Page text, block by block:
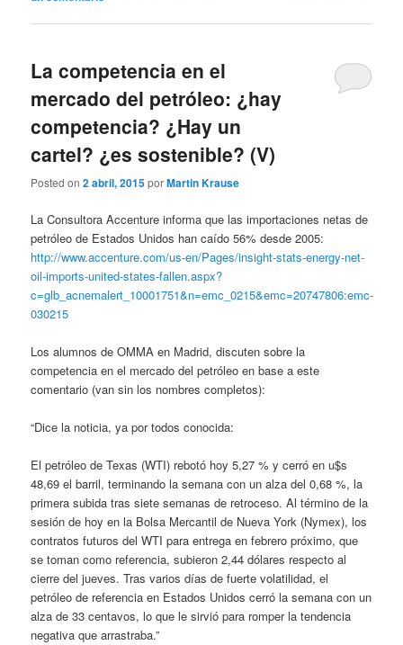
La competencia en el
mercado del petróleo: ¿hay
competencia? ¿Hay un
cartel? ¿es sostenible? (V)
Posted on2 abril, 2015porMartin Krause
La Consultora Accenture informa que las importaciones netas de
petróleo de Estados Unidos han caído 56% desde 2005:
http://www.accenture.com/us-en/Pages/insight-stats-energy-net-
oil-imports-united-states-fallen.aspx?
c=glb_acnemalert_10001751&n=emc_0215&emc=20747806:emc-
030215
Los alumnos de OMMA en Madrid, discuten sobre la
competencia en el mercado del petróleo en base a este
comentario (van sin los nombres completos):
“Dice la noticia, ya por todos conocida:
El petróleo de Texas (WTI) rebotó hoy 5,27 % y cerró en u$s
48,69 el barril, terminando la semana con un alza del 0,68 %, la
primera subida tras siete semanas de retroceso. Al término de la
sesión de hoy en la Bolsa Mercantil de Nueva York (Nymex), los
contratos futuros del WTI para entrega en febrero próximo, que
se toman como referencia, subieron 2,44 dólares respecto al
cierre del jueves. Tras varios días de fuerte volatilidad, el
petróleo de referencia en Estados Unidos cerró la semana con un
alza de 33 centavos, lo que le sirvió para romper la tendencia
negativa que arrastraba.”